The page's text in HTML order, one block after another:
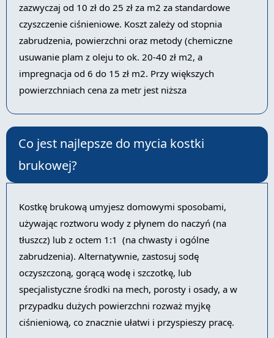
zazwyczaj od 10 zł do 25 zł za m2 za standardowe
czyszczenie ciśnieniowe. Koszt zależy od stopnia
zabrudzenia, powierzchni oraz metody (chemiczne
usuwanie plam z oleju to ok. 20-40 zł m2, a
impregnacja od 6 do 15 zł m2. Przy większych
powierzchniach cena za metr jest niższa
Co jest najlepsze do mycia kostki
brukowej?
Kostkę brukową umyjesz domowymi sposobami,
używając roztworu wody z płynem do naczyń (na
tłuszcz) lub z octem 1:1 (na chwasty i ogólne
zabrudzenia). Alternatywnie, zastosuj sodę
oczyszczoną, gorącą wodę i szczotkę, lub
specjalistyczne środki na mech, porosty i osady, a w
przypadku dużych powierzchni rozważ myjkę
ciśnieniową, co znacznie ułatwi i przyspieszy pracę.